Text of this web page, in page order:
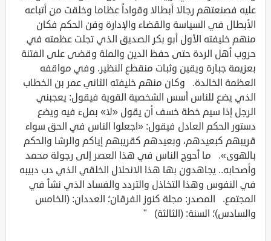
عليه فصنعتهم رجالا أبطالا وقواداً عظاما وخلقت من أتباعه
الأبطال في السياسة والقضاء والإدارة وفن الحكم فكان
منهم خليفته الأول أبو بكر الصديق الذي تجلت عظمته في
حروب أهل الردة حتى حفظ الدين والملة وقضى على الفتنة
بعزيمة جبارة ويقين وثبات منقطع النظير. وفي مواقفه
العظمة الخالدة. وكان منهم خليفته الثاني عمر بن الخطاب
الذي يضع للناس أسس الشخصية القوية فيقول: يعجبني
الرجل إذا سيم خطة خسف أن يقول «لا» بملء فيه ويضع
دستور الحكم العادل فيقول: «اجعلوا الناس في الحق سواء
قريبهم كبعيدهم، وبعيدهم كقريبهم إياكم والرشا والحكم
بالهوى». ما أحوج الناس في هذا العصر إلى رجولة محمد
وأصحابه.. يجاهدون بها هذا الانحلال الخلقي الذي دب دبيبه
في النفوس وهذا التخاذل والتردد والفساد الذي نشأ في
المجتمع. المصدر: مجلة كنوز الفرقان؛ العددان: (الخامس
والسادس)؛ السنة: (الثالثة) "